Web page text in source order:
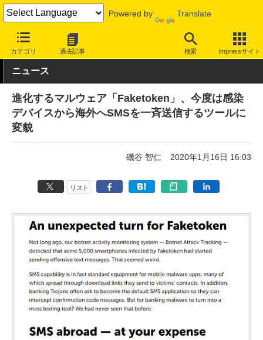
Powered by Translate
カテゴリ 過去記事 検索 Impressサイト
INTERNET Watch トピック ウイルス/マルウェア
ニュース
進化するマルウェア「Faketoken」、今度は感染
デバイスから海外へSMSを一斉送信するツールに
変貌
磯谷 智仁 2020年1月16日 16:03
リスト